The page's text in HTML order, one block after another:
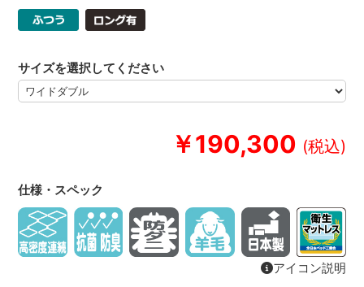
￥190,300
サイズを選択してください
仕様・スペック
アイコン説明